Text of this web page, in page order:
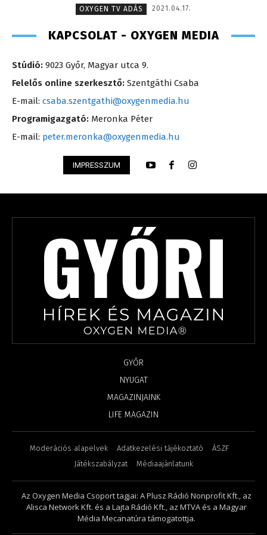
OXYGEN TV ADÁS
2021.04.17.
KAPCSOLAT - OXYGEN MEDIA
Stúdió: 9023 Győr, Magyar utca 9.
Felelős online szerkesztő: Szentgáthi Csaba
E-mail: csaba.szentgathi@oxygenmedia.hu
Programigazgató: Meronka Péter
E-mail: peter.meronka@oxygenmedia.hu
IMPRESSZUM
GYŐR
NYUGAT
MAGAZINJAINK
LIFE MAGAZIN
Moderációs alapelvek Adatkezelési tájékoztató
ÁSZF
Játékszabályzat
Médiaajánlatunk
Az Oxygen Media Csoport tagjai: A Plusz Rádió Nonprofit Kft., az
Alisca Network Kft. és a Lajta Rádió Kft., az MTVA és a Magyar
Média Mecanatúra támogatottja.